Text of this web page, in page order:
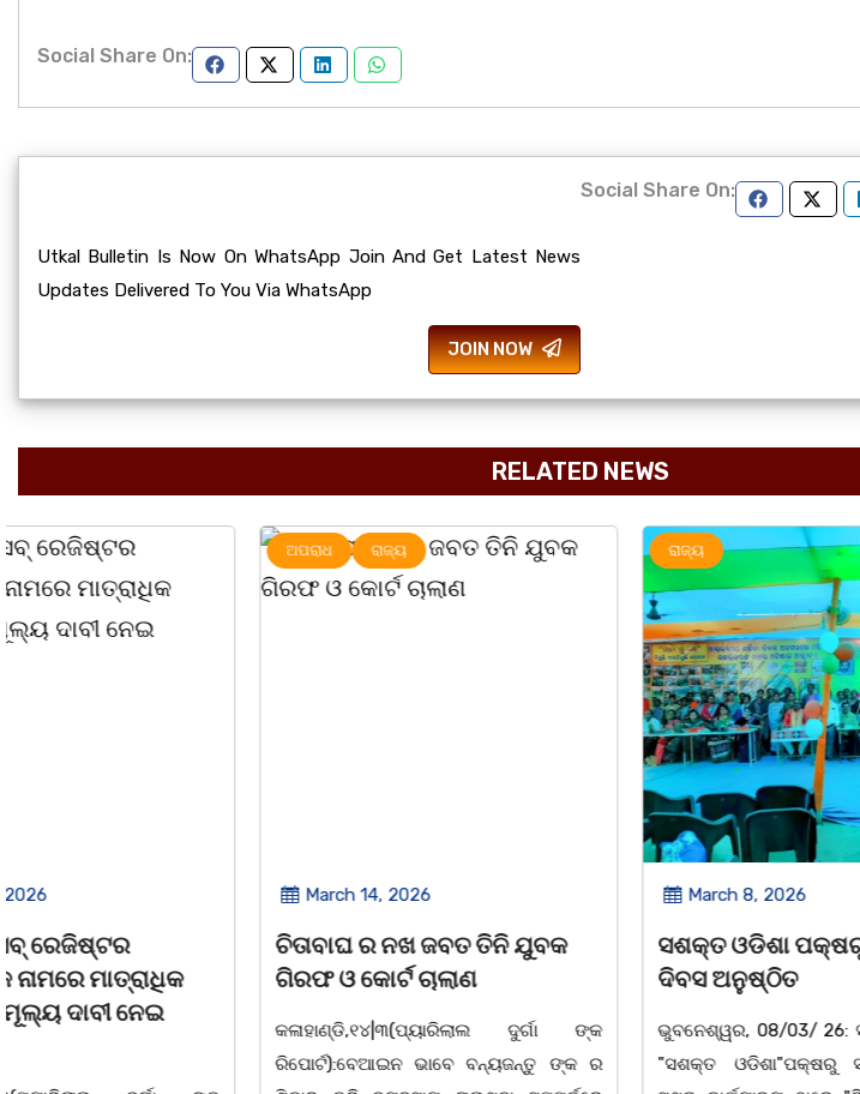
Social Share On:
Utkal Bulletin Is Now On WhatsApp Join And Get Latest News
Updates Delivered To You Via WhatsApp
JOIN NOW
Social Share On:
RELATED NEWS
ଅପରାଧ ରାଜ୍ୟ
ଚିତାବାଘ ର ନଖ ଜବତ ତିନି ଯୁବକ
ଗିରଫ ଓ କୋର୍ଟ ଚାଲାଣ
କଳାହାଣ୍ଡି,୧୪|୩(ପ୍ୟାରିଲାଲ ଦୁର୍ଗା ଙ୍କ
ରିପୋର୍ଟ):ବେଆଇନ ଭାବେ ବନ୍ୟଜନ୍ତୁ ଙ୍କ ର
ରାଜ୍ୟ
ସଶକ୍ତ ଓଡିଶା ପକ୍ଷରୁ ବିଶ୍ୱ ମହିଳା
ଦିବସ ଅନୁଷ୍ଠିତ
ଭୁବନେଶ୍ୱର, 08/03/ 26: ସାମାଜିକ ଅନୁଷ୍ଠାନ
"ସଶକ୍ତ ଓଡିଶା"ପକ୍ଷରୁ ସ୍ଥାନୀୟ ସିଆରପି
ରାଜ୍ୟ